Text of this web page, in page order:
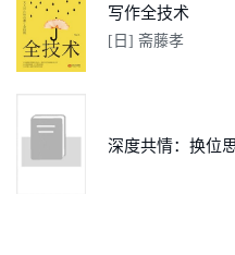
写作全技术
[日] 斋藤孝
深度共情：换位